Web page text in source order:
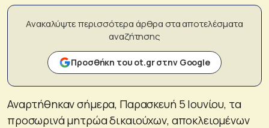
Ανακαλύψτε περισσότερα άρθρα στα αποτελέσματα
αναζήτησης
Προσθήκη του ot.gr στην Google
Αναρτήθηκαν σήμερα, Παρασκευή 5 Ιουνίου, τα
προσωρινά μητρώα δικαιούχων, αποκλειομένων